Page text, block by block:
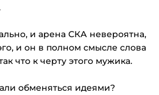
и арена СКА невероятна,
и он в полном смысле слова
что к черту этого мужика.
обменяться идеями?